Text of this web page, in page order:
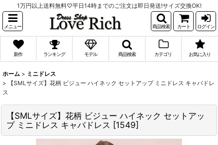
1万円以上送料無料♡平日14時までのご注文は即日発送!サイズ交換OK!
メニュー 商品検索 カート ログイン
新作 ランキング モデル 商品検索 カテゴリ お気に入り
ホーム > ミニドレス
>
【SMLサイズ】花柄 ビジュー ハイネック セットアップ ミニドレス キャバドレ
ス
【SMLサイズ】花柄 ビジュー ハイネック セットアッ
プ ミニドレス キャバドレス [1549]